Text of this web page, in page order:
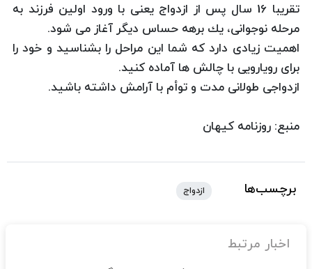
تقریبا 16 سال پس از ازدواج یعنی با ورود اولین فرزند به
مرحله نوجوانی، یك برهه حساس دیگر آغاز می شود.
اهمیت زیادی دارد كه شما این مراحل را بشناسید و خود را
برای رویارویی با چالش ها آماده كنید.
ازدواجی طولانی مدت و توأم با آرامش داشته باشید.
منبع: روزنامه کیهان
برچسب‌ها ازدواج
اخبار مرتبط